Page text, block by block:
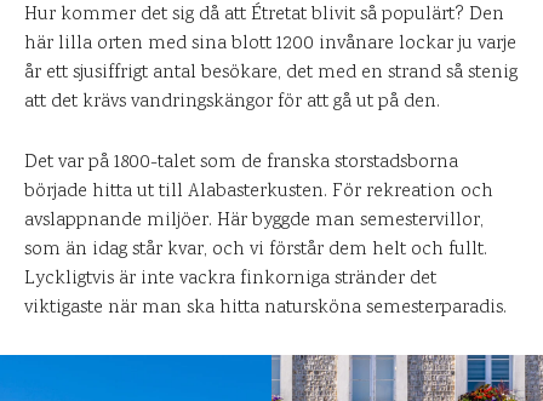
Hur kommer det sig då att Étretat blivit så populärt? Den
här lilla orten med sina blott 1200 invånare lockar ju varje
år ett sjusiffrigt antal besökare, det med en strand så stenig
att det krävs vandringskängor för att gå ut på den.
Det var på 1800-talet som de franska storstadsborna
började hitta ut till Alabasterkusten. För rekreation och
avslappnande miljöer. Här byggde man semestervillor,
som än idag står kvar, och vi förstår dem helt och fullt.
Lyckligtvis är inte vackra finkorniga stränder det
viktigaste när man ska hitta natursköna semesterparadis.